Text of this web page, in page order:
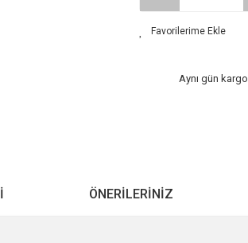
Aynı gün kargo
ÖNERILERINIZ